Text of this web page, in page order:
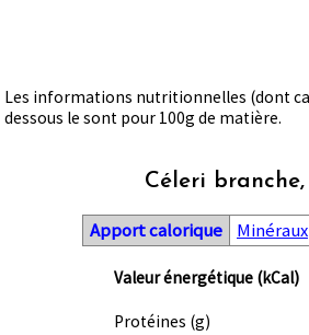
Les informations nutritionnelles (dont
dessous le sont pour 100g de matière.
Céleri
Apport calorique Minéraux
Valeur énergétique (kCal)
Protéines (g)